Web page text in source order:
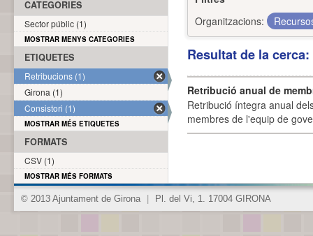
Organitzacions:
Resultat de la
Retribució anual de
Retribució íntegra anual
membres de l'equip de
CATEGORIES
Sector públic (1)
MOSTRAR MENYS CATEGORIES
ETIQUETES
Retribucions (1)
Girona (1)
Consistori (1)
MOSTRAR MÉS ETIQUETES
FORMATS
CSV (1)
MOSTRAR MÉS FORMATS
© 2013 Ajuntament de Girona Pl. del Vi, 1. 17004 GIRONA